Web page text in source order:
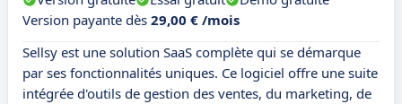
Version payante dès 29,00 € /mois
Sellsy est une solution SaaS complète qui se démarque
par ses fonctionnalités uniques. Ce logiciel offre une suite
intégrée d'outils de gestion des ventes, du marketing, de